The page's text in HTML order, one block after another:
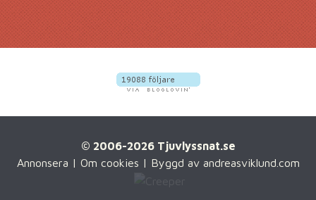
© 2006-2026 Tjuvlyssnat.se
Annonsera | Om cookies | Byggd av andreasviklund.com